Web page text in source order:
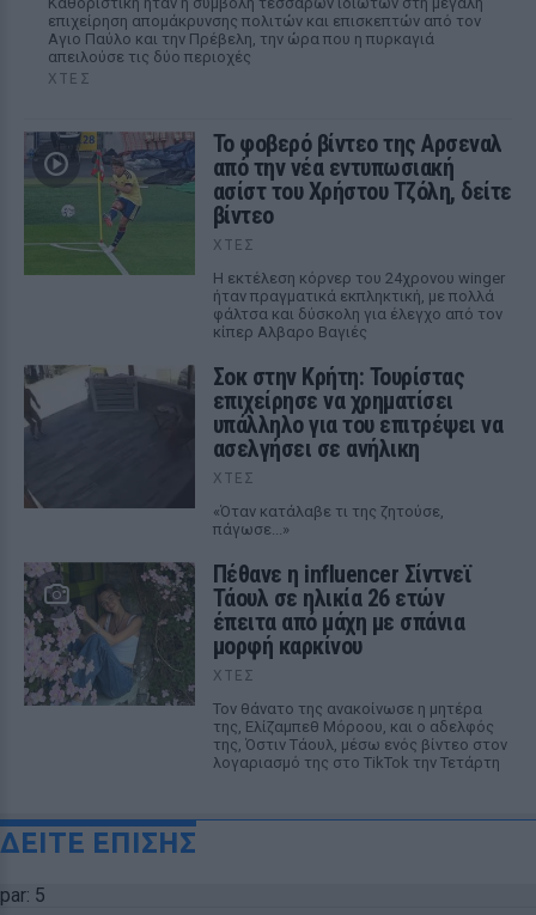
επιχείρηση απομάκρυνσης πολιτών και επισκεπτών από τον
Αγιο Παύλο και την Πρέβελη, την ώρα που η πυρκαγιά
απειλούσε τις δύο περιοχές
ΧΤΕΣ
Το φοβερό βίντεο της Αρσεναλ
από την νέα εντυπωσιακή
ασίστ του Χρήστου Τζόλη, δείτε
βίντεο
ΧΤΕΣ
Η εκτέλεση κόρνερ του 24χρονου winger
ήταν πραγματικά εκπληκτική, με πολλά
φάλτσα και δύσκολη για έλεγχο από τον
κίπερ Αλβαρο Βαγιές
Σοκ στην Κρήτη: Τουρίστας
επιχείρησε να χρηματίσει
υπάλληλο για του επιτρέψει να
ασελγήσει σε ανήλικη
ΧΤΕΣ
«Όταν κατάλαβε τι της ζητούσε,
πάγωσε...»
Πέθανε η influencer Σίντνεϊ
Τάουλ σε ηλικία 26 ετών
έπειτα από μάχη με σπάνια
μορφή καρκίνου
ΧΤΕΣ
Τον θάνατο της ανακοίνωσε η μητέρα
της, Ελίζαμπεθ Μόροου, και ο αδελφός
της, Όστιν Τάουλ, μέσω ενός βίντεο στον
λογαριασμό της στο TikTok την Τετάρτη
ΔΕΙΤΕ ΕΠΙΣΗΣ
par: 5